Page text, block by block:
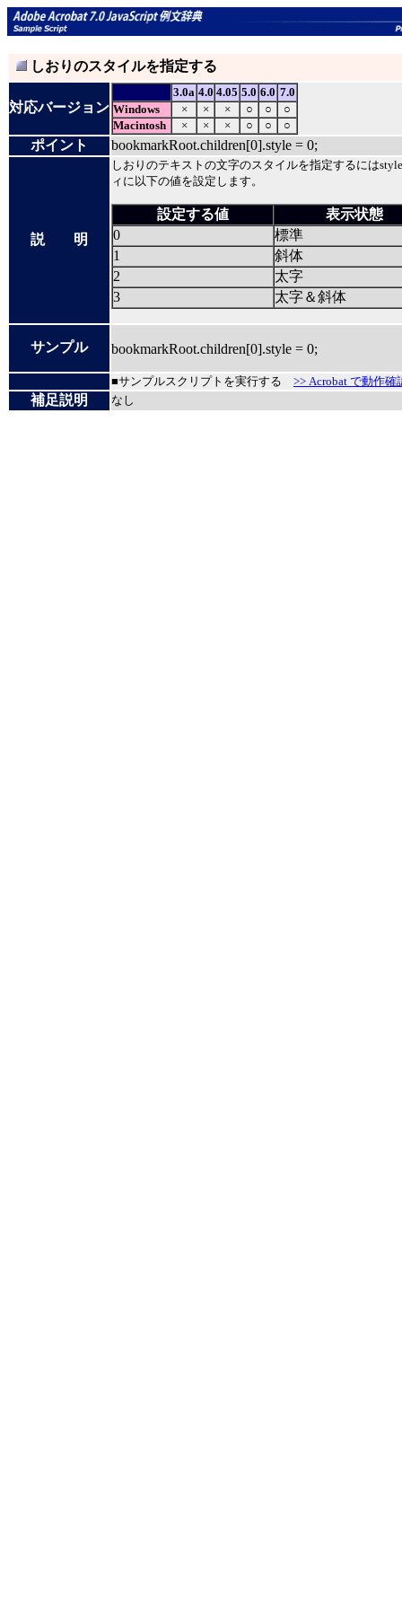
しおりのスタイルを指定する
対応バージョン
3.0a 4.0 4.05 5.0 6.0 7.0
Windows
× × × ○ ○
○
Macintosh
× × × ○ ○ ○
ポイント bookmarkRoot.children[0].style = 0;
説 明
しおりのテキストの文字のスタイルを指定するには
ィに以下の値を設定します。
設定する値
表示状態
0
標準
1
斜体
2
太字
3
太字＆斜体
サンプル bookmarkRoot.children[0].style = 0;
■サンプルスクリプトを実行する >> Acrobat で動作確
補足説明 なし